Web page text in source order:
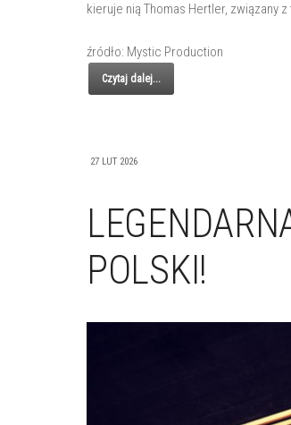
kieruje nią Thomas Hertler, związany
źródło: Mystic Production
Czytaj dalej...
27 LUT 2026
POLSKI!